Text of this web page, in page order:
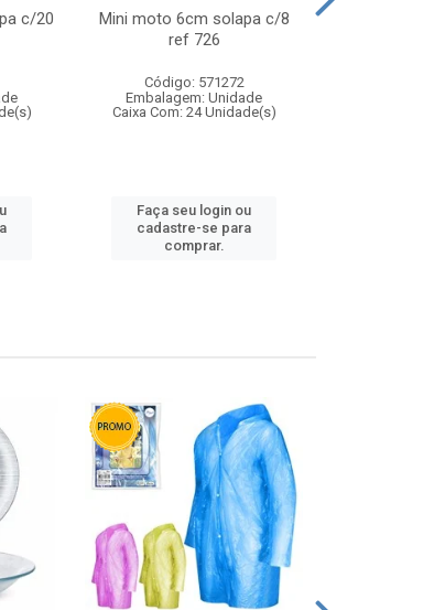
c/20
Mini moto 6cm solapa c/8
ref 726
Código: 571272
Embalagem: Unidade
Caixa Com: 24 Unidade(s)
Faça seu login ou
cadastre-se para
comprar.